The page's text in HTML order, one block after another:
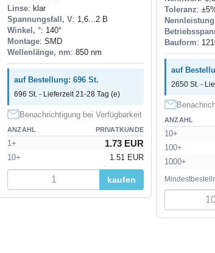
Linse: klar
Spannungsfall, V: 1,6...2 В
Winkel, °: 140°
Montage: SMD
Wellenlänge, nm: 850 nm
auf Bestellung: 696 St.
696 St. - Lieferzeit 21-28 Tag (e)
Benachrichtigung bei Verfügbarkeit
ANZAHL PRIVATKUNDE
1+ 1.73 EUR
10+ 1.51 EUR
kaufen
Toleranz:
Bauform:
auf
2650 St. -
ANZAHL
10+
100+
1000+